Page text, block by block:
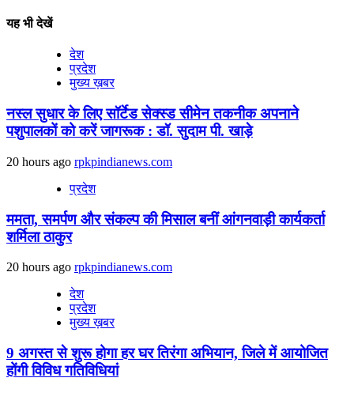
यह भी देखें
देश
प्रदेश
मुख्य ख़बर
नस्ल सुधार के लिए सॉर्टेड सेक्स्ड सीमेन तकनीक अपनाने
पशुपालकों को करें जागरूक : डॉ. सुदाम पी. खाड़े
20 hours ago rpkpindianews.com
प्रदेश
ममता, समर्पण और संकल्प की मिसाल बनीं आंगनवाड़ी कार्यकर्ता
शर्मिला ठाकुर
20 hours ago rpkpindianews.com
देश
प्रदेश
मुख्य ख़बर
9 अगस्‍त से शुरू होगा हर घर तिरंगा अभियान, जिले में आयोजित
होंगी विविध गतिविधियां